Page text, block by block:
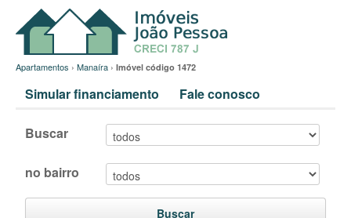
Apartamentos › Manaíra › Imóvel código 1472
Simular financiamento Fale conosco
Buscar
no bairro
Buscar